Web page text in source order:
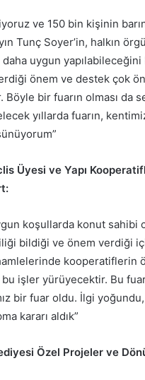
ve 150 bin kişinin
Tunç Soyer’in, halkın
daha uygun
önem ve destek çok
Böyle bir fuarın olması
yıllarda fuarın,
Üyesi ve Yapı
koşullarda konut
bildiği ve önem verdiği
kooperatiflerin
işler yürüyecektir. Bu
bir fuar oldu. İlgi
kararı aldık”
Özel Projeler ve